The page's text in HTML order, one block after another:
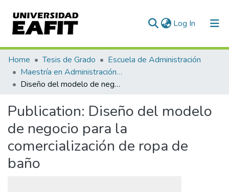
Log In (current)
Communities & Collections
All of DSpace
Home Tesis de Grado
Escuela de Administración
Maestría en Administración - MBA (tesis)
Diseño del modelo de negocio para la comercialización de ropa de baño
Publication: Diseño del modelo
de negocio para la
comercialización de ropa de
baño